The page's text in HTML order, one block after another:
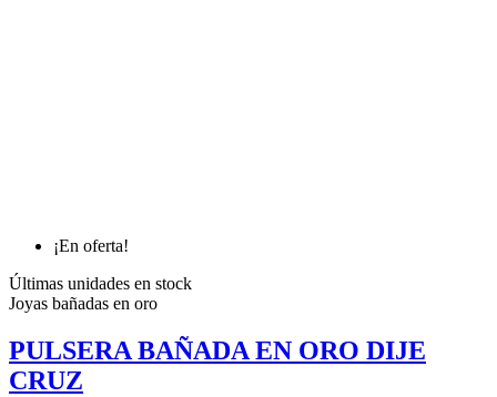
¡En oferta!
Últimas unidades en stock
Joyas bañadas en oro
PULSERA BAÑADA EN ORO DIJE
CRUZ